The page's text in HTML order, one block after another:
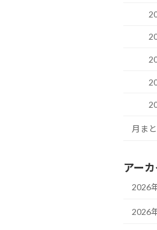
月ま
アー
2026
2026